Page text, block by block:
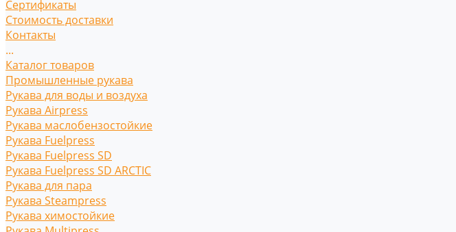
Сертификаты
Стоимость доставки
Контакты
...
Каталог товаров
Промышленные рукава
Рукава для воды и воздуха
Рукава Airpress
Рукава маслобензостойкие
Рукава Fuelpress
Рукава Fuelpress SD
Рукава Fuelpress SD ARCTIC
Рукава для пара
Рукава Steampress
Рукава химостойкие